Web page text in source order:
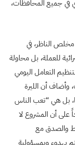
في جميع المحافظات،
الناظر، في
للعملة، بل محاولة
التعامل اليومي
وأضاف أن الليرة
بل هي “تعب الناس
على أن المشروع لا
والصدق مع
بهدوء وبمسؤولية